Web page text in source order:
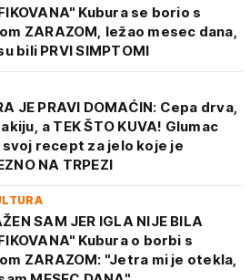
Kubura se borio s
ZARAZOM, ležao mesec dana,
bili PRVI SIMPTOMI
JE PRAVI DOMAĆIN: Cepa drva,
a TEK ŠTO KUVA! Glumac
recept za jelo koje je
NA TRPEZI
SAM JER IGLA NIJE BILA
Kubura o borbi s
ZARAZOM: "Jetra mi je otekla,